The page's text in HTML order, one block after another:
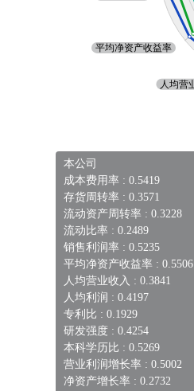
本公司
成本费用率 : 0.5419
存货周转率 : 0.3571
流动资产周转率 : 0.3228
流动比率 : 0.2489
销售利润率 : 0.5235
平均净资产收益率 : 0.5506
人均营业收入 : 0.3841
人均利润 : 0.4197
专利比 : 0.1929
研发强度 : 0.4254
本科学历比 : 0.5269
营业利润增长率 : 0.5002
净资产增长率 : 0.2732